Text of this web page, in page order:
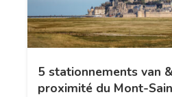
5 stationnements van
proximité du Mont-